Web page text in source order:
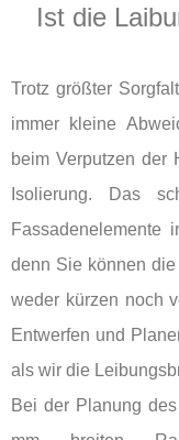
Ist die
Trotz größter
immer kleine
beim Verputzen der
Isolierung. Das
Fassadenelemente
denn Sie können die
weder kürzen noch
Entwerfen und
als wir die
Bei der Planung